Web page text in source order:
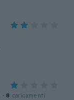
· 8 caricamenti